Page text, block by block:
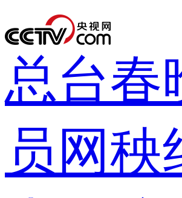
登
总台春
员网秧